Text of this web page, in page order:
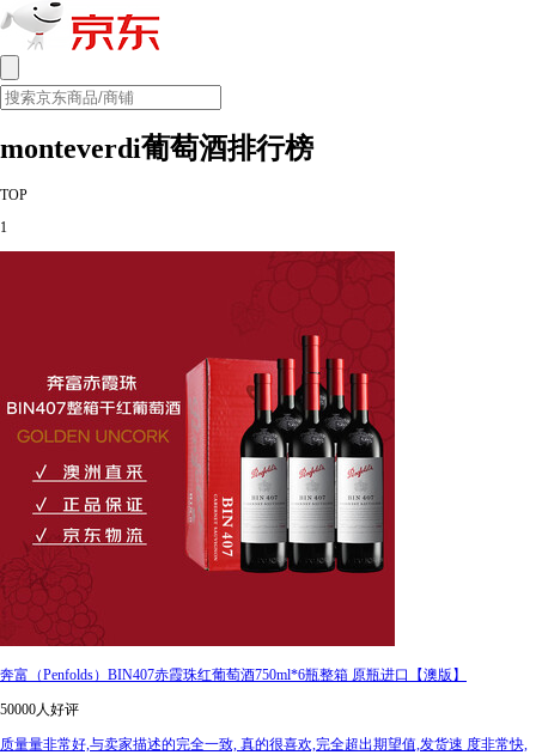
monteverdi葡萄酒排行榜
TOP
1
奔富（Penfolds）BIN407赤霞珠红葡萄酒750ml*6瓶整箱 原瓶进口【澳版】
50000人好评
质量量非常好,与卖家描述的完全一致, 真的很喜欢,完全超出期望值,发货速 度非常快,